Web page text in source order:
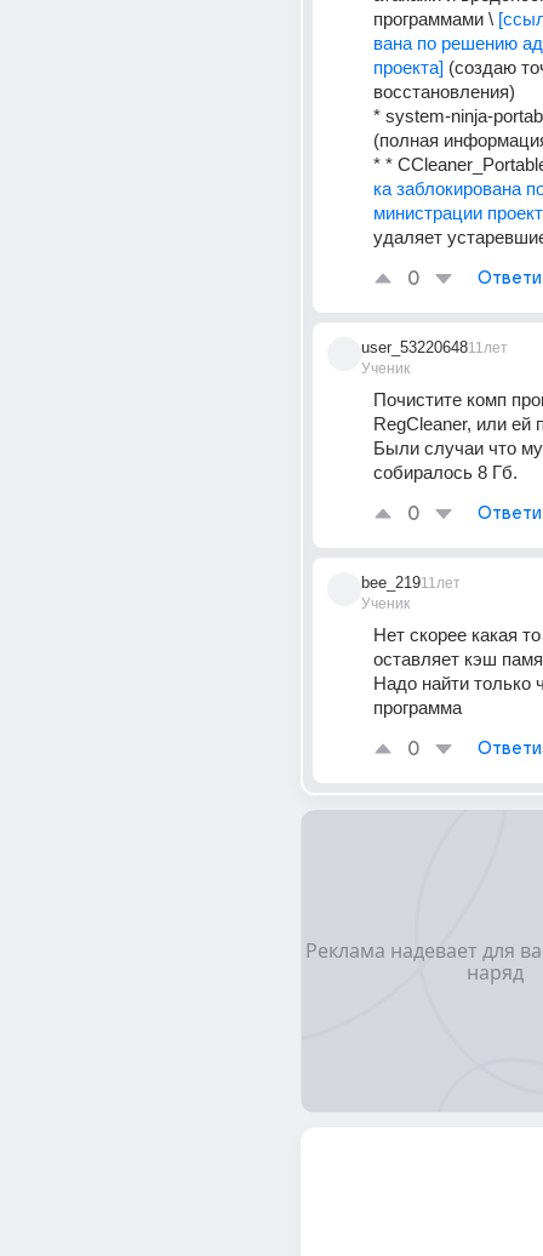
программами \
вана по решению
проекта] (создаю
восстановления)
* system-ninja-
(полная
* *
ка заблокирована
министрации
удаляет
0
user_53220648
Ученик
11лет
Почистите комп
RegCleaner, или ей
Были случаи что
собиралось 8 Гб.
0
bee_219
Ученик
11лет
Нет скорее какая
оставляет кэш
Надо найти только
программа
0